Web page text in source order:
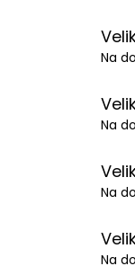
Na
Na
Na
Na